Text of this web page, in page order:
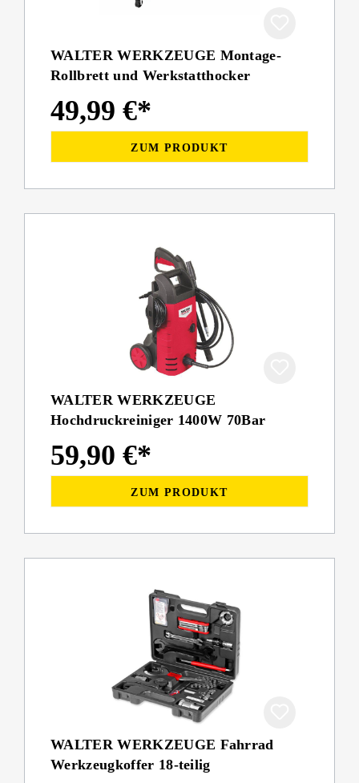
WALTER WERKZEUGE Montage-
Rollbrett und Werkstatthocker
49,99 €*
ZUM PRODUKT
WALTER WERKZEUGE
Hochdruckreiniger 1400W 70Bar
59,90 €*
ZUM PRODUKT
WALTER WERKZEUGE Fahrrad
Werkzeugkoffer 18-teilig